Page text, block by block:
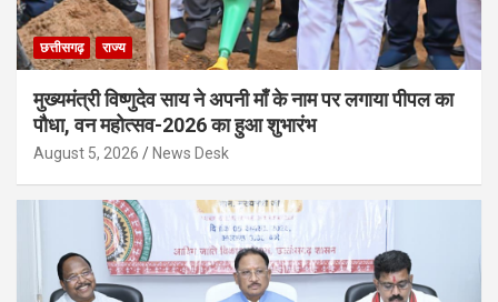
छत्तीसगढ़ राज्य
मुख्यमंत्री विष्णुदेव साय ने अपनी माँ के नाम पर लगाया पीपल का
पौधा, वन महोत्सव-2026 का हुआ शुभारंभ
August 5, 2026 News Desk